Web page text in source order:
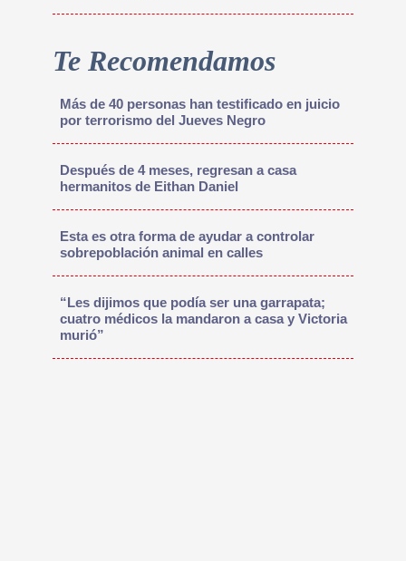
Te Recomendamos
Más de 40 personas han testificado en juicio
por terrorismo del Jueves Negro
Después de 4 meses, regresan a casa
hermanitos de Eithan Daniel
Esta es otra forma de ayudar a controlar
sobrepoblación animal en calles
“Les dijimos que podía ser una garrapata;
cuatro médicos la mandaron a casa y Victoria
murió”